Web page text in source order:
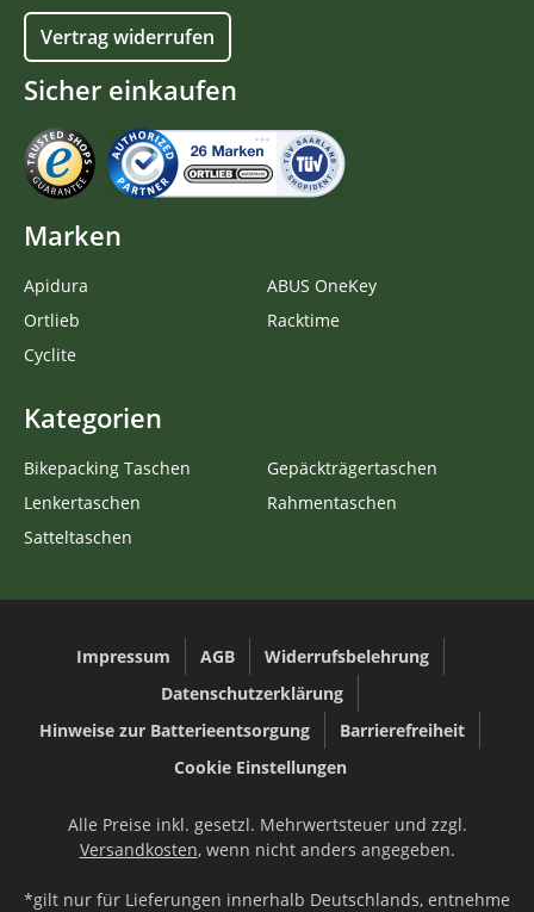
Vertrag widerrufen
Sicher einkaufen
Marken
Apidura
Ortlieb
Cyclite
ABUS OneKey
Racktime
Kategorien
Bikepacking Taschen
Lenkertaschen
Satteltaschen
Gepäckträgertaschen
Rahmentaschen
Impressum AGB
Widerrufsbelehrung
Datenschutzerklärung
Hinweise zur Batterieentsorgung
Barrierefreiheit
Cookie Einstellungen
Alle Preise inkl. gesetzl. Mehrwertsteuer und zzgl.
Versandkosten, wenn nicht anders angegeben.
*gilt nur für Lieferungen innerhalb Deutschlands, entnehme